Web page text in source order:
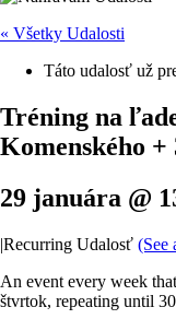
« Všetky Udalosti
Táto udalosť už
Tréning na
Komenského
29 januára @
|Recurring Udalosť (See
An event every week
štvrtok, repeating until